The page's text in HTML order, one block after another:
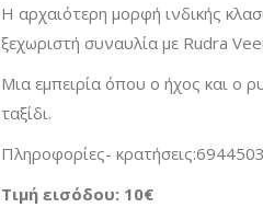
Η αρχαιότερη μορφή ινδικής
ξεχωριστή συναυλία με Rudra
Μια εμπειρία όπου ο ήχος και ο
ταξίδι.
Πληροφορίες-
Τιμή εισόδου: 10€